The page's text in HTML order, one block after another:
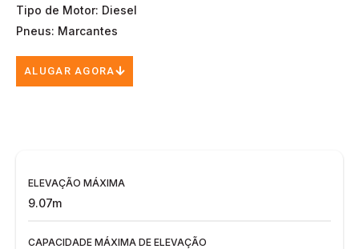
Tipo de Motor: Diesel
Pneus: Marcantes
ALUGAR AGORA
ELEVAÇÃO MÁXIMA
9.07m
CAPACIDADE MÁXIMA DE ELEVAÇÃO